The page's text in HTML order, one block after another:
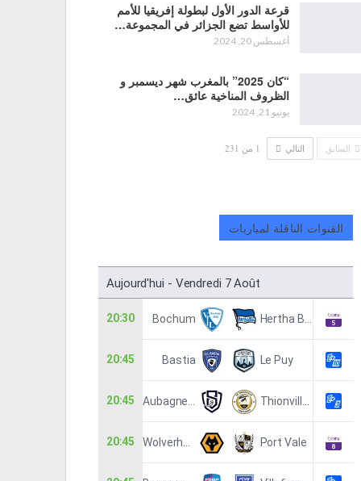
قرعة الدور الأول لبطولة إفريقيا للأمم
للأواسط تضع الجزائر في المجموعة…
أغسطس 20, 2024
“كان 2025” بالمغرب شهر ديسمبر و
الظروف المناخية عائق…
يونيو 21, 2024
السابق التالي 1 من 231
القنوات الناقلة لمباريات